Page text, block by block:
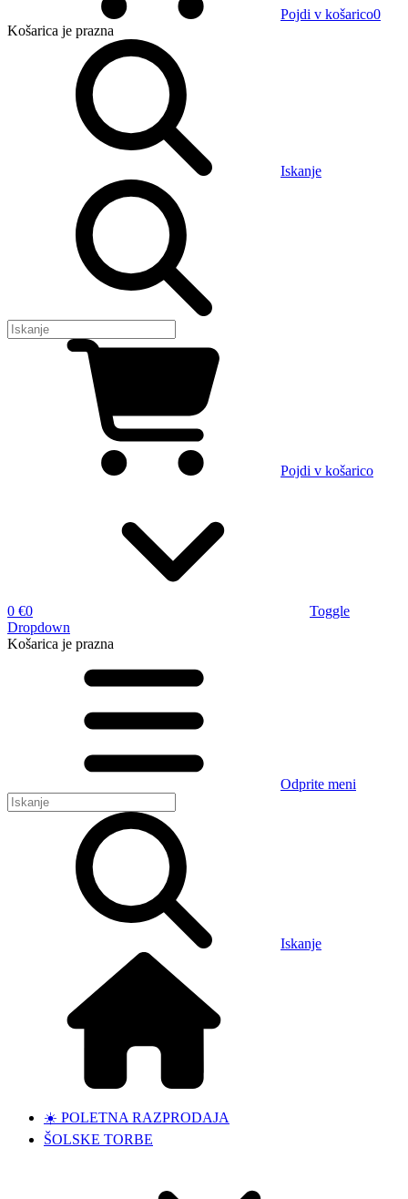
Pojdi v košarico0
Košarica je prazna
Iskanje
Pojdi v košarico
0 €0
Toggle
Dropdown
Košarica je prazna
Odprite meni
Iskanje
☀️ POLETNA RAZPRODAJA
ŠOLSKE TORBE